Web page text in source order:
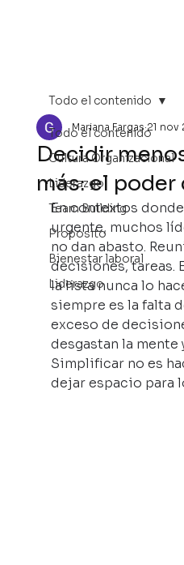
Todo el contenido
Cultura Organizacional
Liderazgo
Team Building
Proposito
Bienestar laboral
Liderazgo
Todo el contenido
Decidir
más: el
Mariana Fargas 21 nov
En contextos
urgente, muchos
no dan abasto.
decisiones, tareas.
la lista nunca lo
siempre es la falta
exceso de
desgastan la mente
Simplificar no es
dejar espacio para